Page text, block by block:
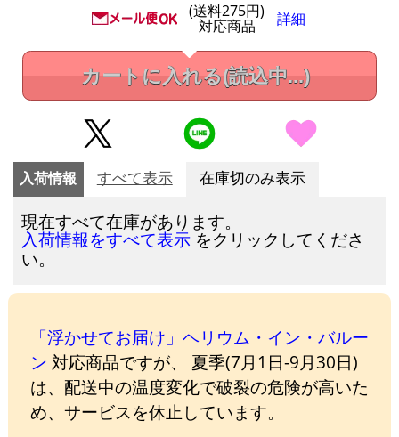
(送料275円)
対応商品 詳細
カートに入れる(読込中...)
入荷情報 すべて表示 在庫切のみ表示
現在すべて在庫があります。
入荷情報をすべて表示 をクリックしてくださ
い。
「浮かせてお届け」ヘリウム・イン・バルー
ン 対応商品ですが、 夏季(7月1日-9月30日)
は、配送中の温度変化で破裂の危険が高いた
め、サービスを休止しています。